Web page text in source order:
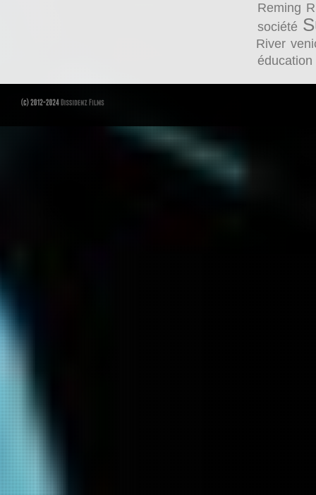
Reming
société
River
éducation